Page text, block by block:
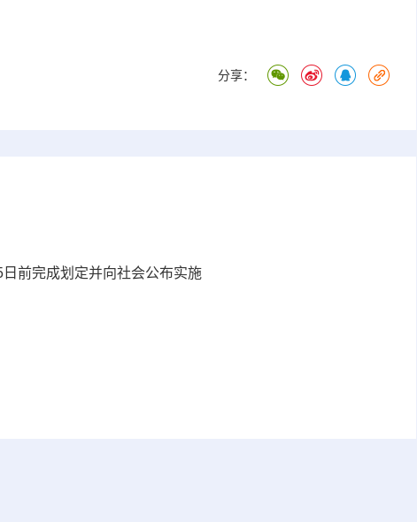
分享：
前完成划定并向社会公布实施